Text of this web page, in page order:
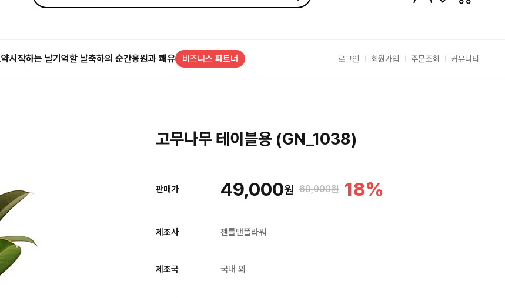
시작하는 날기억할 날축하의 순간응원과 쾌유 비즈니스 파트너 로그인 회원가입 주문조회 커뮤니티
고무나무 테이블용 (GN_1038)
판매가 49,000원 60,000원 18%
제조사 젠틀맨플라워
제조국 국내 외